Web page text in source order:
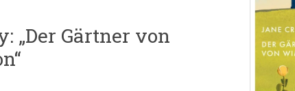
„Der Gärtner von